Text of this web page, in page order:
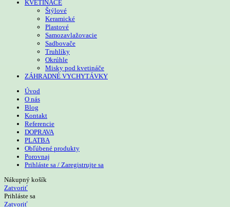
KVETINÁČE
Štýlové
Keramické
Plastové
Samozavlažovacie
Sadbovače
Truhlíky
Okrúhle
Misky pod kvetináče
ZÁHRADNÉ VYCHYTÁVKY
Úvod
O nás
Blog
Kontakt
Referencie
DOPRAVA
PLATBA
Obľúbené produkty
Porovnaj
Prihláste sa / Zaregistrujte sa
Nákupný košík
Zatvoriť
Prihláste sa
Zatvoriť